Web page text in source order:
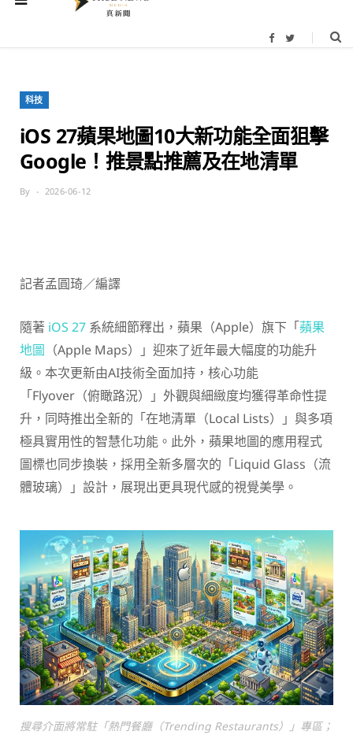
F
a
T
w
科技
iOS 27蘋果地圖10大新功能全面狙擊
Google！推景點推薦及在地清單
By 2026-06-12
記者孟圓琦／編譯
隨著 iOS 27 系統細節釋出，蘋果（Apple）旗下「蘋果
地圖 （Apple Maps）」迎來了近年最大幅度的功能升
級。本次更新由AI技術全面加持，核心功能
「Flyover（俯瞰路況）」外觀與細緻度均獲得革命性提
升，同時推出全新的「在地清單（Local Lists）」與多項
極具實用性的智慧化功能。此外，蘋果地圖的應用程式
圖標也同步換裝，採用全新多層次的「Liquid Glass（流
體玻璃）」設計，展現出更具現代感的視覺美學。
搜尋介面將常駐「熱門餐廳（Trending Restaurants）」專區；